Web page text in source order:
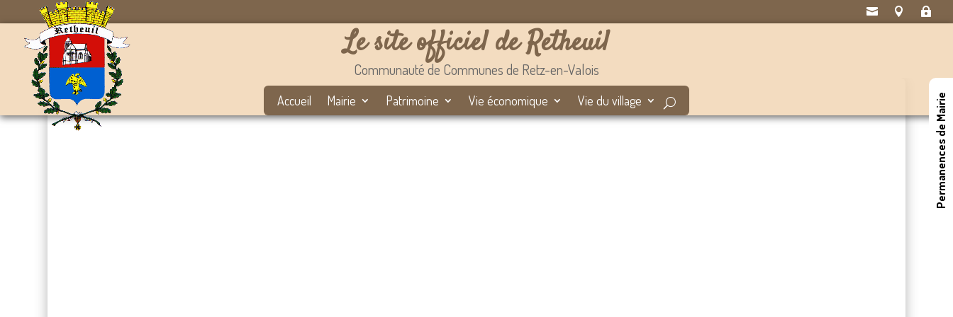
  
Le site officiel de Retheuil
Communauté de Communes de Retz-en-Valois
Accueil Mairie Patrimoine Vie économique Vie du village Permanences de Mairie